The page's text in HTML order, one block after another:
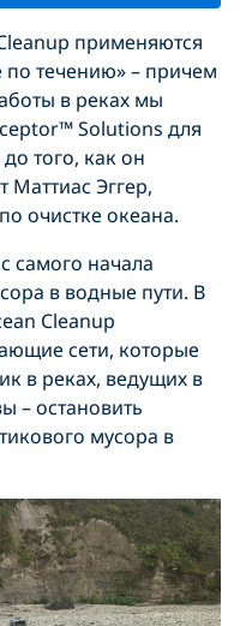
применяются
течению» – причем
в реках мы
Solutions для
того, как он
Маттиас Эггер,
очистке океана.
самого начала
в водные пути. В
Cleanup
сети, которые
в реках, ведущих в
– остановить
мусора в